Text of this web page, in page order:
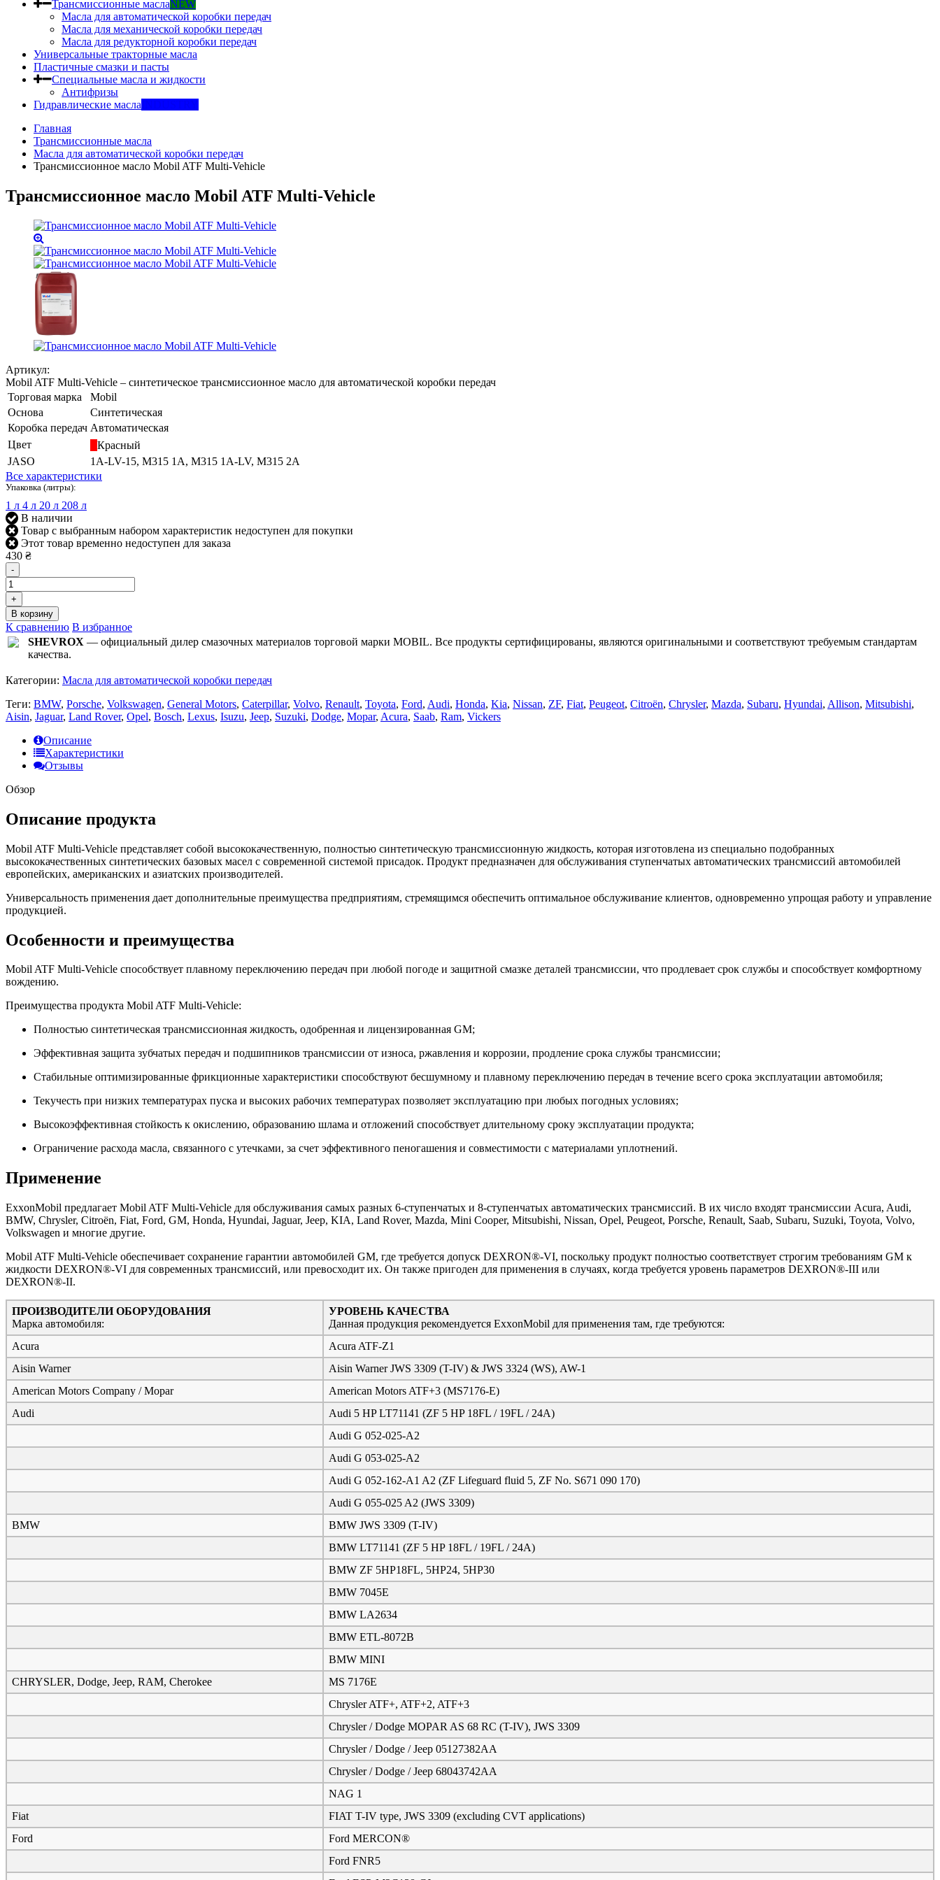
Трансмиссионные маслаNEW
Масла для автоматической коробки передач
Масла для механической коробки передач
Масла для редукторной коробки передач
Универсальные тракторные масла
Пластичные смазки и пасты
Специальные масла и жидкости
Антифризы
Гидравлические масла
Главная
Трансмиссионные масла
Масла для автоматической коробки передач
Трансмиссионное масло Mobil ATF Multi-Vehicle
Трансмиссионное масло Mobil ATF Multi-Vehicle
Артикул:
Mobil ATF Multi-Vehicle – синтетическое трансмиссионное масло для автоматической коробки передач
Торговая марка
Mobil
Основа
Синтетическая
Коробка передач Автоматическая
Цвет
Красный
JASO
1A-LV-15, M315 1A, M315 1A-LV, M315 2A
Все характеристики
Упаковка (литры):
1 л 4 л 20 л 208 л
В наличии
Товар с выбранным набором характеристик недоступен для покупки
Этот товар временно недоступен для заказа
430 ₴
-
+
В корзину
К сравнению В избранное
SHEVROX — официальный дилер смазочных материалов торговой марки MOBIL. Все продукты сертифицированы, являются оригинальными и соответствуют требуемым стандартам
качества.
Категории: Масла для автоматической коробки передач
Теги: BMW, Porsche, Volkswagen, General Motors, Caterpillar, Volvo, Renault, Toyota, Ford, Audi, Honda, Kia, Nissan, ZF, Fiat, Peugeot, Citroën, Chrysler, Mazda, Subaru, Hyundai, Allison, Mitsubishi,
Aisin, Jaguar, Land Rover, Opel, Bosch, Lexus, Isuzu, Jeep, Suzuki, Dodge, Mopar, Acura, Saab, Ram, Vickers
Описание
Характеристики
Отзывы
Обзор
Описание продукта
Mobil ATF Multi-Vehicle представляет собой высококачественную, полностью синтетическую трансмиссионную жидкость, которая изготовлена из специально подобранных
высококачественных синтетических базовых масел с современной системой присадок. Продукт предназначен для обслуживания ступенчатых автоматических трансмиссий автомобилей
европейских, американских и азиатских производителей.
Универсальность применения дает дополнительные преимущества предприятиям, стремящимся обеспечить оптимальное обслуживание клиентов, одновременно упрощая работу и управление
продукцией.
Особенности и преимущества
Mobil ATF Multi-Vehicle способствует плавному переключению передач при любой погоде и защитной смазке деталей трансмиссии, что продлевает срок службы и способствует комфортному
вождению.
Преимущества продукта Mobil ATF Multi-Vehicle:
Полностью синтетическая трансмиссионная жидкость, одобренная и лицензированная GM;
Эффективная защита зубчатых передач и подшипников трансмиссии от износа, ржавления и коррозии, продление срока службы трансмиссии;
Стабильные оптимизированные фрикционные характеристики способствуют бесшумному и плавному переключению передач в течение всего срока эксплуатации автомобиля;
Текучесть при низких температурах пуска и высоких рабочих температурах позволяет эксплуатацию при любых погодных условиях;
Высокоэффективная стойкость к окислению, образованию шлама и отложений способствует длительному сроку эксплуатации продукта;
Ограничение расхода масла, связанного с утечками, за счет эффективного пеногашения и совместимости с материалами уплотнений.
Применение
ExxonMobil предлагает Mobil ATF Multi-Vehicle для обслуживания самых разных 6-ступенчатых и 8-ступенчатых автоматических трансмиссий. В их число входят трансмиссии Acura, Audi,
BMW, Chrysler, Citroën, Fiat, Ford, GM, Honda, Hyundai, Jaguar, Jeep, KIA, Land Rover, Mazda, Mini Cooper, Mitsubishi, Nissan, Opel, Peugeot, Porsche, Renault, Saab, Subaru, Suzuki, Toyota, Volvo,
Volkswagen и многие другие.
Mobil ATF Multi-Vehicle обеспечивает сохранение гарантии автомобилей GM, где требуется допуск DEXRON®-VI, поскольку продукт полностью соответствует строгим требованиям GM к
жидкости DEXRON®-VI для современных трансмиссий, или превосходит их. Он также пригоден для применения в случаях, когда требуется уровень параметров DEXRON®-III или
DEXRON®-II.
ПРОИЗВОДИТЕЛИ ОБОРУДОВАНИЯ
Марка автомобиля:
УРОВЕНЬ КАЧЕСТВА
Данная продукция рекомендуется ExxonMobil для применения там, где требуются:
Acura
Acura ATF-Z1
Aisin Warner
Aisin Warner JWS 3309 (T-IV) & JWS 3324 (WS), AW-1
American Motors Company / Mopar
American Motors ATF+3 (MS7176-E)
Audi
Audi 5 HP LT71141 (ZF 5 HP 18FL / 19FL / 24A)
Audi G 052-025-A2
Audi G 053-025-A2
Audi G 052-162-A1 A2 (ZF Lifeguard fluid 5, ZF No. S671 090 170)
Audi G 055-025 A2 (JWS 3309)
BMW
BMW JWS 3309 (T-IV)
BMW LT71141 (ZF 5 HP 18FL / 19FL / 24A)
BMW ZF 5HP18FL, 5HP24, 5HP30
BMW 7045E
BMW LA2634
BMW ETL-8072B
BMW MINI
CHRYSLER, Dodge, Jeep, RAM, Cherokee
MS 7176E
Chrysler ATF+, ATF+2, ATF+3
Chrysler / Dodge MOPAR AS 68 RC (T-IV), JWS 3309
Chrysler / Dodge / Jeep 05127382AA
Chrysler / Dodge / Jeep 68043742AA
NAG 1
Fiat
FIAT T-IV type, JWS 3309 (excluding CVT applications)
Ford
Ford MERCON®
Ford FNR5